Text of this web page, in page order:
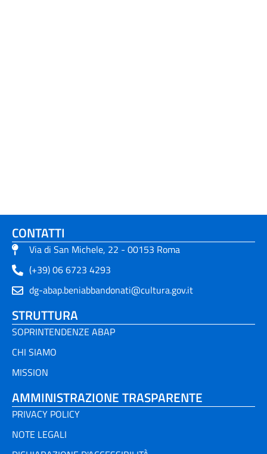
CONTATTI
Via di San Michele, 22 - 00153 Roma
(+39) 06 6723 4293
dg-abap.beniabbandonati@cultura.gov.it
STRUTTURA
SOPRINTENDENZE ABAP
CHI SIAMO
MISSION
AMMINISTRAZIONE TRASPARENTE
PRIVACY POLICY
NOTE LEGALI